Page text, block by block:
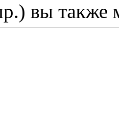
вы также